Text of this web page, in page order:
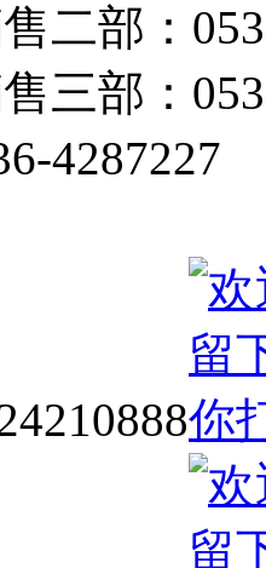
：0536-
：0536-
4287227